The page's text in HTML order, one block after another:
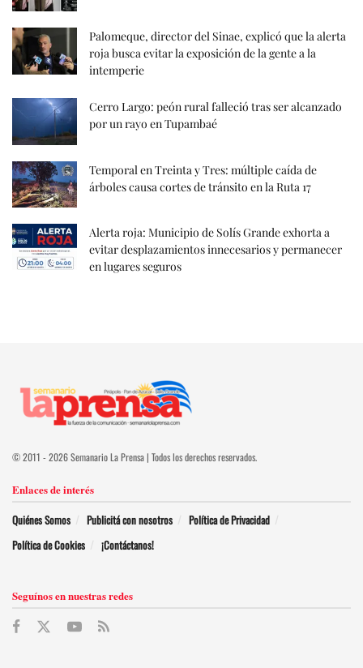
Palomeque, director del Sinae, explicó que la alerta
roja busca evitar la exposición de la gente a la
intemperie
Cerro Largo: peón rural falleció tras ser alcanzado
por un rayo en Tupambaé
Temporal en Treinta y Tres: múltiple caída de
árboles causa cortes de tránsito en la Ruta 17
Alerta roja: Municipio de Solís Grande exhorta a
evitar desplazamientos innecesarios y permanecer
en lugares seguros
© 2011 - 2026 Semanario La Prensa | Todos los derechos reservados.
Enlaces de interés
Quiénes Somos Publicitá con nosotros
Política de Privacidad
Política de Cookies
¡Contáctanos!
Seguínos en nuestras redes